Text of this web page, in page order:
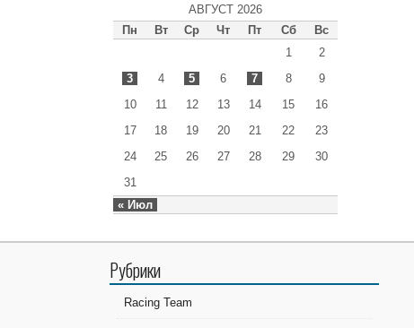
АВГУСТ 2026
Пн
Вт Ср Чт Пт Сб Вс
« Июл
1
2
3
4 5 6 7 8
9
10
11 12 13 14 15
16
17
18 19 20 21 22
23
24
25 26 27 28 29
30
31
Рубрики
Racing Team